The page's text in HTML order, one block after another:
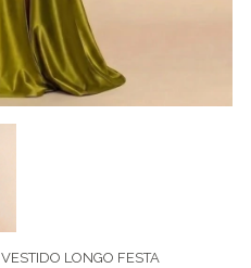
VESTIDO LONGO FESTA